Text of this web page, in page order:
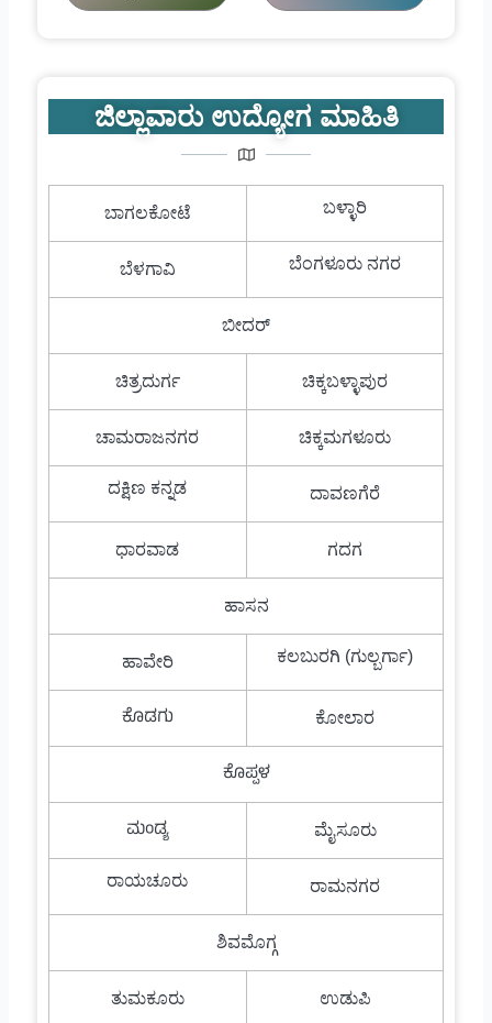
ಜಿಲ್ಲಾವಾರು ಉದ್ಯೋಗ ಮಾಹಿತಿ
ಬಾಗಲಕೋಟೆ ಬಳ್ಳಾರಿ
ಬೆಳಗಾವಿ ಬೆಂಗಳೂರು ನಗರ
ಬೀದರ್
ಚಿತ್ರದುರ್ಗ ಚಿಕ್ಕಬಳ್ಳಾಪುರ
ಚಾಮರಾಜನಗರ ಚಿಕ್ಕಮಗಳೂರು
ದಕ್ಷಿಣ ಕನ್ನಡ ದಾವಣಗೆರೆ
ಧಾರವಾಡ ಗದಗ
ಹಾಸನ
ಹಾವೇರಿ ಕಲಬುರಗಿ (ಗುಲ್ಬರ್ಗಾ)
ಕೊಡಗು ಕೋಲಾರ
ಕೊಪ್ಪಳ
ಮಂಡ್ಯ
ಮೈಸೂರು
ರಾಯಚೂರು ರಾಮನಗರ
ಶಿವಮೊಗ್ಗ
ತುಮಕೂರು ಉಡುಪಿ